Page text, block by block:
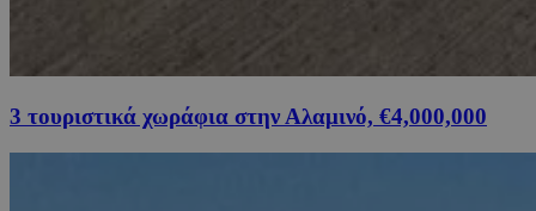
3 τουριστικά χωράφια στην Αλαμινό, €4,000,000